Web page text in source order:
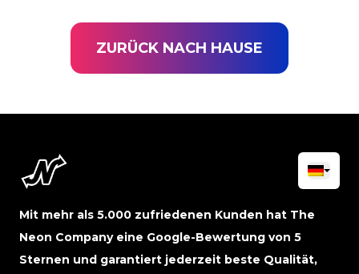
ZURÜCK NACH HAUSE
Mit mehr als 5.000 zufriedenen Kunden hat The
Neon Company eine Google-Bewertung von 5
Sternen und garantiert jederzeit beste Qualität,